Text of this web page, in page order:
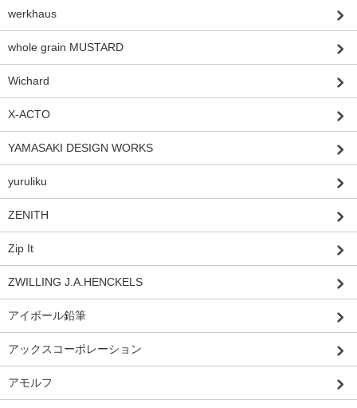
werkhaus
whole grain MUSTARD
Wichard
X-ACTO
YAMASAKI DESIGN WORKS
yuruliku
ZENITH
Zip It
ZWILLING J.A.HENCKELS
アイボール鉛筆
アックスコーポレーション
アモルフ